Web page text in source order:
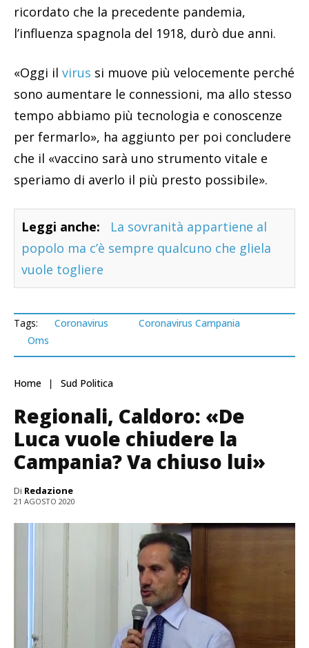
ricordato che la precedente pandemia,
l’influenza spagnola del 1918, durò due anni.
«Oggi il virus si muove più velocemente perché
sono aumentare le connessioni, ma allo stesso
tempo abbiamo più tecnologia e conoscenze
per fermarlo», ha aggiunto per poi concludere
che il «vaccino sarà uno strumento vitale e
speriamo di averlo il più presto possibile».
Leggi anche:
La sovranità appartiene al
popolo ma c’è sempre qualcuno che gliela
vuole togliere
Tags: Coronavirus
Coronavirus Campania
Oms
Home Sud Politica
Regionali, Caldoro: «De
Luca vuole chiudere la
Campania? Va chiuso lui»
Di Redazione
21 AGOSTO 2020